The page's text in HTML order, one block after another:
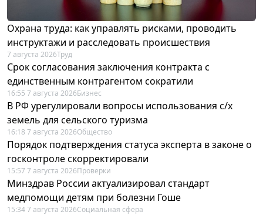
Охрана труда: как управлять рисками, проводить
инструктажи и расследовать происшествия
7 августа 2026Труд
Срок согласования заключения контракта с
единственным контрагентом сократили
16:55 7 августа 2026Бизнес
В РФ урегулировали вопросы использования с/х
земель для сельского туризма
16:18 7 августа 2026Общество
Порядок подтверждения статуса эксперта в законе о
госконтроле скорректировали
15:57 7 августа 2026Проверки
Минздрав России актуализировал стандарт
медпомощи детям при болезни Гоше
15:34 7 августа 2026Социальная сфера